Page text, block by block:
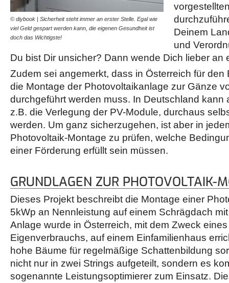
© diybook | Sicherheit steht immer an erster Stelle. Egal wie
viel Geld gespart werden kann, die eigenen Gesundheit ist
doch das Wichtigste!
Deinem
und
Du bist Dir unsicher? Dann wende Dich lieber an
Zudem sei angemerkt, dass in Österreich für den
die Montage der Photovoltaikanlage zur Gänze
durchgeführt werden muss. In Deutschland kann
z.B. die Verlegung der PV-Module, durchaus
werden. Um ganz sicherzugehen, ist aber in
Photovoltaik-Montage zu prüfen, welche
einer Förderung erfüllt sein müssen.
GRUNDLAGEN ZUR PHOTOVOLTAIK-
Dieses Projekt beschreibt die Montage einer
5kWp an Nennleistung auf einem Schrägdach
Anlage wurde in Österreich, mit dem Zweck
Eigenverbrauchs, auf einem Einfamilienhaus
hohe Bäume für regelmäßige Schattenbildung
nicht nur in zwei Strings aufgeteilt, sondern es
sogenannte Leistungsoptimierer zum Einsatz.